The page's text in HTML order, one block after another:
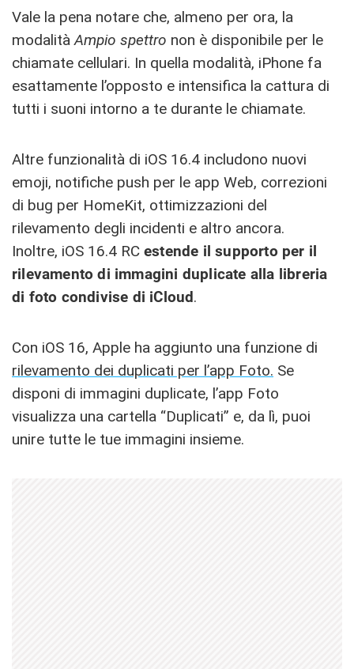
Vale la pena notare che, almeno per ora, la
modalitàAmpio spettro non è disponibile per le
chiamate cellulari. In quella modalità, iPhone fa
esattamente l’opposto e intensifica la cattura di
tutti i suoni intorno a te durante le chiamate.
Altre funzionalità di iOS 16.4 includono nuovi
emoji, notifiche push per le app Web, correzioni
di bug per HomeKit, ottimizzazioni del
rilevamento degli incidenti e altro ancora.
Inoltre, iOS 16.4 RC estende il supporto per il
rilevamento di immagini duplicate alla libreria
di foto condivise di iCloud.
Con iOS 16, Apple ha aggiunto una funzione di
rilevamento dei duplicati per l’app Foto. Se
disponi di immagini duplicate, l’app ‌Foto‌
visualizza una cartella “Duplicati” e, da lì, puoi
unire tutte le tue immagini insieme.